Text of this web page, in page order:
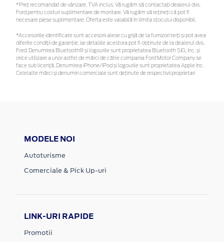
*Preţ recomandat de vânzare, TVA inclus. Vă rugăm să contactaţi dealerul dvs.
Ford pentru costuri suplimentare de montare. Vă rugăm să rețineți că pot fi
necesare piese suplimentare. Oferta este valabilă în limita stocului disponibil.
*Accesoriile identificate sunt accesorii alese cu grijă de la furnizori terți și pot avea
diferite condiții de garanție, iar detaliile acestora pot fi obținute de la dealerul dvs.
Ford. Denumirea Bluetooth® și logourile sunt proprietatea Bluetooth SIG, Inc. și
orice utilizare a unor astfel de mărci de către compania Ford Motor Company se
face sub licență. Denumirea iPhone/iPod și logourile sunt proprietatea Apple Inc.
Celelalte mărci și denumiri comerciale sunt deținute de respectivii proprietari
MODELE NOI
Autoturisme
Comerciale & Pick Up-uri
LINK-URI RAPIDE
Promotii